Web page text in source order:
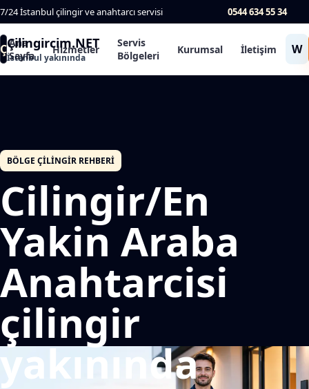
7/24 İstanbul çilingir ve anahtarcı servisi 0544 634 55 34
ÇÇilingircim.NET
İstanbul yakınında
Ana
Sayfa
Hizmetler
Servis
Bölgeleri
Kurumsal İletişim W
BÖLGE ÇILINGIR REHBERI
Cilingir/En
Yakin Araba
Anahtarcisi
çilingir
yakınında